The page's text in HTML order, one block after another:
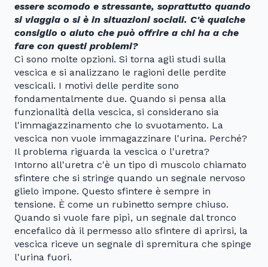
essere scomodo e stressante, soprattutto quando
si viaggia o si è in situazioni sociali. C'è qualche
consiglio o aiuto che può offrire a chi ha a che
fare con questi problemi?
Ci sono molte opzioni. Si torna agli studi sulla
vescica e si analizzano le ragioni delle perdite
vescicali. I motivi delle perdite sono
fondamentalmente due. Quando si pensa alla
funzionalità della vescica, si considerano sia
l'immagazzinamento che lo svuotamento. La
vescica non vuole immagazzinare l'urina. Perché?
Il problema riguarda la vescica o l'uretra?
Intorno all'uretra c'è un tipo di muscolo chiamato
sfintere che si stringe quando un segnale nervoso
glielo impone. Questo sfintere è sempre in
tensione. È come un rubinetto sempre chiuso.
Quando si vuole fare pipì, un segnale dal tronco
encefalico dà il permesso allo sfintere di aprirsi, la
vescica riceve un segnale di spremitura che spinge
l'urina fuori.